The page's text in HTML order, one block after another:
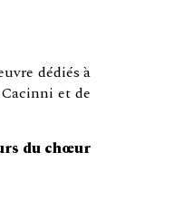
dédiés à
et de
du chœur